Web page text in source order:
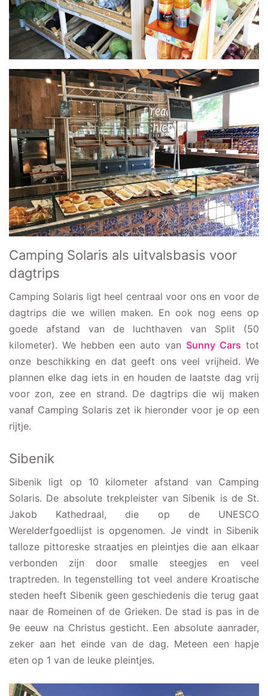
Camping Solaris als uitvalsbasis voor
dagtrips
Camping Solaris ligt heel centraal voor ons en voor de
dagtrips die we willen maken. En ook nog eens op
goede afstand van de luchthaven van Split (50
kilometer). We hebben een auto van Sunny Cars tot
onze beschikking en dat geeft ons veel vrijheid. We
plannen elke dag iets in en houden de laatste dag vrij
voor zon, zee en strand. De dagtrips die wij maken
vanaf Camping Solaris zet ik hieronder voor je op een
rijtje.
Sibenik
Sibenik ligt op 10 kilometer afstand van Camping
Solaris. De absolute trekpleister van Sibenik is de St.
Jakob Kathedraal, die op de UNESCO
Werelderfgoedlijst is opgenomen. Je vindt in Sibenik
talloze pittoreske straatjes en pleintjes die aan elkaar
verbonden zijn door smalle steegjes en veel
traptreden. In tegenstelling tot veel andere Kroatische
steden heeft Sibenik geen geschiedenis die terug gaat
naar de Romeinen of de Grieken. De stad is pas in de
9e eeuw na Christus gesticht. Een absolute aanrader,
zeker aan het einde van de dag. Meteen een hapje
eten op 1 van de leuke pleintjes.